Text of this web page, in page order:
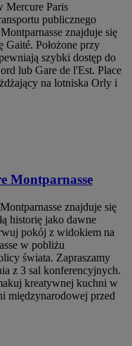
Mercure Paris
publicznego
znajduje się
Gaité. Położone przy
szybki dostęp do
lub Gare de l'Est. Place
na lotniska Orly i
Montparnasse
znajduje się
historię jako dawne
pokój z widokiem na
w pobliżu
świata. Zapraszamy
z 3 sal konferencyjnych.
kreatywnej kuchni w
międzynarodowej przed